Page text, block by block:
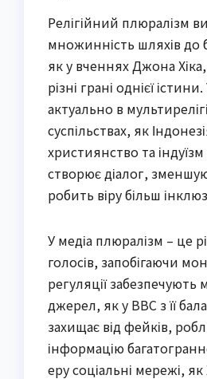
Релігійний плюралізм
множинність шляхів до
як у вченнях Джона Хіка,
різні грані однієї
актуально в
суспільствах, як
християнство та
створює діалог,
робить віру більш
У медіа плюралізм – це
голосів, запобігаючи
регуляції
джерел, як у BBC з її
захищає від фейків,
інформацію
еру соціальні мережі, як